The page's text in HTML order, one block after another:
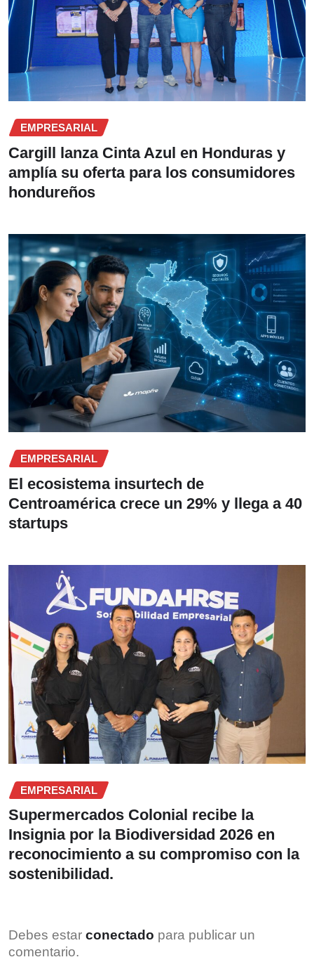
EMPRESARIAL
Cargill lanza Cinta Azul en Honduras y
amplía su oferta para los consumidores
hondureños
EMPRESARIAL
El ecosistema insurtech de
Centroamérica crece un 29% y llega a 40
startups
EMPRESARIAL
Supermercados Colonial recibe la
Insignia por la Biodiversidad 2026 en
reconocimiento a su compromiso con la
sostenibilidad.
Debes estar conectado para publicar un
comentario.